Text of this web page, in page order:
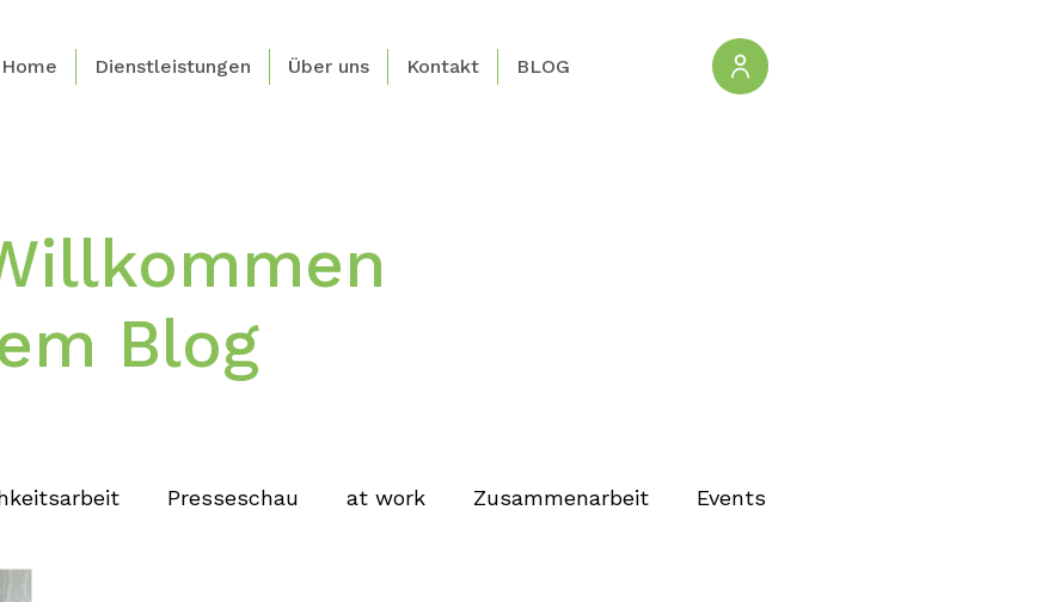
Home Dienstleistungen Über uns Kontakt BLOG
Blog
Presseschau at work Zusammenarbeit Events